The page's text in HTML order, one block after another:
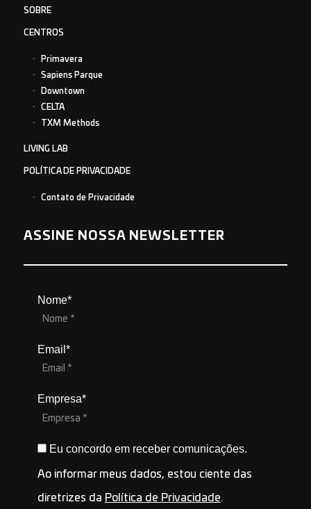
SOBRE
CENTROS
Primavera
Sapiens Parque
Downtown
CELTA
TXM Methods
LIVING LAB
POLÍTICA DE PRIVACIDADE
Contato de Privacidade
ASSINE NOSSA NEWSLETTER
Nome*
Email*
Empresa*
Eu concordo em receber comunicações.
Ao informar meus dados, estou ciente das
diretrizes da Política de Privacidade.